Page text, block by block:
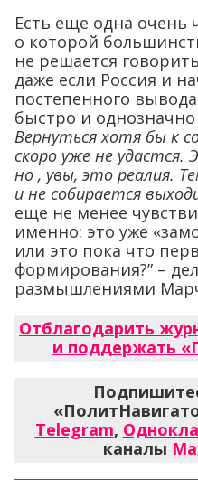
Есть еще одна очень
о которой
не решается
даже если Россия и
постепенного
быстро и однозначно
Вернуться хотя бы к
скоро уже не удастся.
но , увы, это реалия.
и не собирается
еще не менее
именно: это уже
или это пока что
формирования?” –
размышлениями
Отблагодарить
и поддержать
Telegram,
каналы